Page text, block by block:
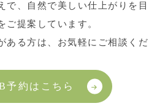
で、自然で美しい仕上がりを目
ご提案しています。
ある方は、お気軽にご相談くだ
予約はこちら